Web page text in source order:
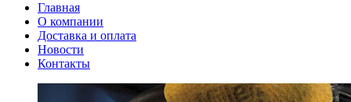
Главная
О компании
Доставка и оплата
Новости
Контакты